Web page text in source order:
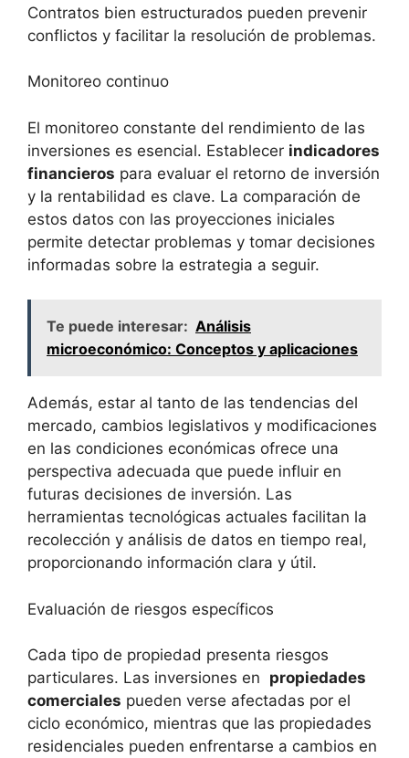
Contratos bien estructurados pueden prevenir
conflictos‍ y facilitar ⁤la resolución de problemas.
Monitoreo continuo
El monitoreo ‍constante del rendimiento de las
inversiones es esencial. Establecer indicadores
financieros para evaluar ⁢el ⁢retorno de inversión
y​ la rentabilidad es clave. La comparación de
estos datos con ⁣las proyecciones iniciales
permite detectar problemas y tomar decisiones
informadas sobre la‌ estrategia a seguir.
Te puede interesar: Análisis
microeconómico: Conceptos y aplicaciones
Además,‍ estar al tanto de las tendencias del⁣
mercado, cambios legislativos y modificaciones
en las condiciones económicas ofrece una
perspectiva adecuada que puede influir en
futuras decisiones de inversión. ‌Las⁤
herramientas tecnológicas actuales⁤ facilitan la
recolección y análisis de datos en ​tiempo real,
proporcionando ⁤información clara y útil.
Evaluación de riesgos específicos
Cada⁢ tipo⁤ de propiedad presenta ​riesgos
particulares. Las inversiones en ‌ propiedades
‌comerciales pueden verse afectadas por el
ciclo‍ económico, mientras que las propiedades
residenciales pueden enfrentarse a cambios en